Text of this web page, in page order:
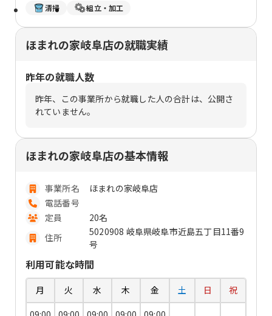
清掃 組立・加工
ほまれの家岐阜店の就職実績
昨年の就職人数
昨年、この事業所から就職した人の合計は、公開さ
れていません。
ほまれの家岐阜店の基本情報
事業所名
ほまれの家岐阜店
電話番号
定員
20名
住所
5020908 岐阜県岐阜市近島五丁目11番9
号
利用可能な時間
月 火 水 木 金 土 日
祝